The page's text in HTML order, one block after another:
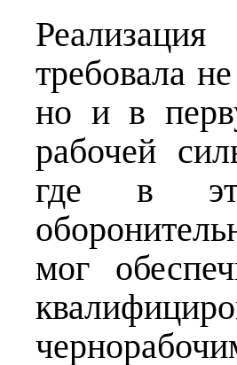
требовала
но и в
рабочей
где в
мог